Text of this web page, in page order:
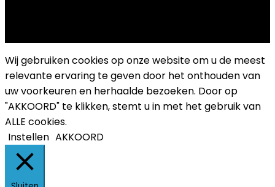
Wij gebruiken cookies op onze website om u de meest
relevante ervaring te geven door het onthouden van
uw voorkeuren en herhaalde bezoeken. Door op
"AKKOORD" te klikken, stemt u in met het gebruik van
ALLE cookies.
Instellen AKKOORD